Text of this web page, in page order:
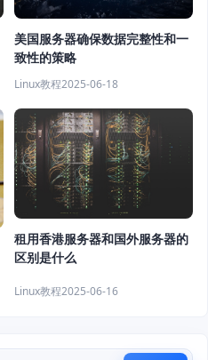
美国服务器确保数据完整性和一
致性的策略
Linux教程2025-06-18
租用香港服务器和国外服务器的
区别是什么
Linux教程2025-06-16